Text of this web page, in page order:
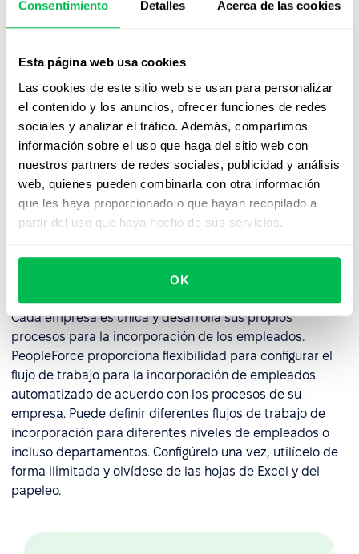
Consentimiento Detalles Acerca de las cookies
Esta página web usa cookies
Las cookies de este sitio web se usan para personalizar
el contenido y los anuncios, ofrecer funciones de redes
sociales y analizar el tráfico. Además, compartimos
información sobre el uso que haga del sitio web con
nuestros partners de redes sociales, publicidad y análisis
web, quienes pueden combinarla con otra información
que les haya proporcionado o que hayan recopilado a
partir del uso que haya hecho de sus servicios.
OK
Proporcione cartas con comentarios claros y amables
negativos como para los positivos.
Incluso cuando el proceso de contratación haya
finalizado, la incorporación no debería terminar con la
instalación del escritorio y la entrega de pases a la
oficina. Puede ampliar el flujo de trabajo para la
incorporación hasta 6-12 meses con el fin de obtener
más beneficios. Entre los que se encuentran, el
aprendizaje en el lugar de trabajo, la supervisión y
una experiencia de aprendizaje continuo.
Cada empresa es única y desarrolla sus propios
procesos para la incorporación de los empleados.
PeopleForce proporciona flexibilidad para configurar el
flujo de trabajo para la incorporación de empleados
automatizado de acuerdo con los procesos de su
empresa. Puede definir diferentes flujos de trabajo de
incorporación para diferentes niveles de empleados o
incluso departamentos. Configúrelo una vez, utilícelo de
forma ilimitada y olvídese de las hojas de Excel y del
papeleo.